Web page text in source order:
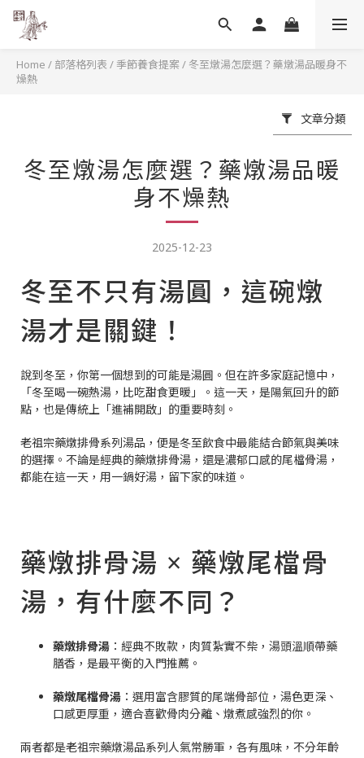
Home / 部落格列表 / 季節養食提案/ 冬至燉湯怎麼選？藥燉湯品暖身不
燥熱
文章分類
冬至燉湯怎麼選？藥燉湯品暖
身不燥熱
2025-12-23
冬至不只有湯圓，這碗燉
湯才是關鍵！
說到冬至，你第一個想到的可能是湯圓。但在許多家庭記憶中，
「冬至喝一碗熱湯，比吃甜食更暖」。這一天，是陽氣回升的節
點，也是傳統上「進補開啟」的重要時刻。
老祖宗藥燉排骨系列湯品，便是冬至飲食中最能結合節氣與美味
的選擇。不論是經典的藥燉排骨湯，還是濃郁口感的尾檔骨湯，
都能在這一天，用一鍋好湯，留下家的味道。
藥燉排骨湯 × 藥燉尾檔骨
湯，有什麼不同？
藥燉排骨湯 ：經典不敗款，肉質紮實不柴，湯頭溫順帶藥
膳香，是最平衡的入門推薦。
藥燉尾檔骨湯 ：選用富含膠質的尾端骨部位，湯色更深、
口感更厚重，適合喜歡骨肉分離、燉煮感強烈的你。
兩者都是老祖宗藥燉湯品系列人氣常勝軍，各有風味，不分年齡